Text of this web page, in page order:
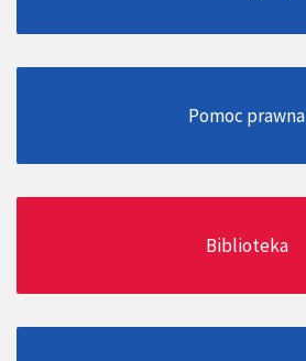
Pomoc prawna
Biblioteka